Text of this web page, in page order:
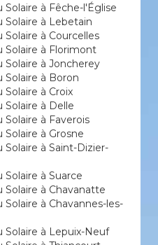
Solaire à Fêche-l'Église
Solaire à Lebetain
Solaire à Courcelles
Solaire à Florimont
Solaire à Joncherey
Solaire à Boron
Solaire à Croix
Solaire à Delle
Solaire à Faverois
Solaire à Grosne
Solaire à Saint-Dizier-
Solaire à Suarce
Solaire à Chavanatte
à Chavannes-les-
Solaire à Lepuix-Neuf